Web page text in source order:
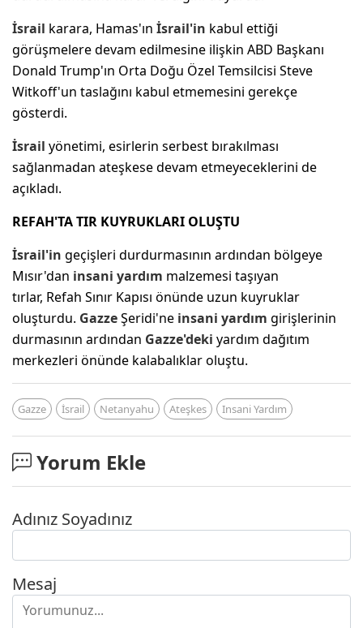
İsrail karara, Hamas'ın İsrail'in kabul ettiği
görüşmelere devam edilmesine ilişkin ABD Başkanı
Donald Trump'ın Orta Doğu Özel Temsilcisi Steve
Witkoff'un taslağını kabul etmemesini gerekçe
gösterdi.
İsrail yönetimi, esirlerin serbest bırakılması
sağlanmadan ateşkese devam etmeyeceklerini de
açıkladı.
REFAH'TA TIR KUYRUKLARI OLUŞTU
İsrail'in geçişleri durdurmasının ardından bölgeye
Mısır'dan insani yardım malzemesi taşıyan
tırlar, Refah Sınır Kapısı önünde uzun kuyruklar
oluşturdu. GazzeŞeridi'ne insani yardım girişlerinin
durmasının ardından Gazze'deki yardım dağıtım
merkezleri önünde kalabalıklar oluştu.
Gazze İsrail Netanyahu Ateşkes Insani Yardım
Yorum Ekle
Adınız Soyadınız
Mesaj